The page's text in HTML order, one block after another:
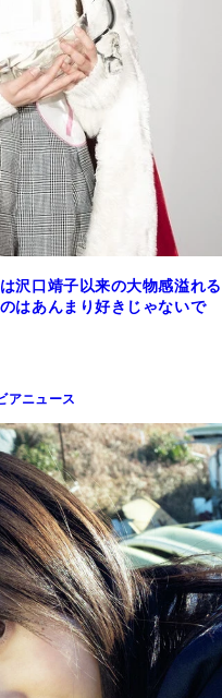
沢口靖子以来の大物感溢れる
はあんまり好きじゃないで
アニュース